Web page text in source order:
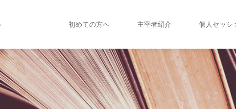
初めての方へ 主宰者紹介 個人セッシ